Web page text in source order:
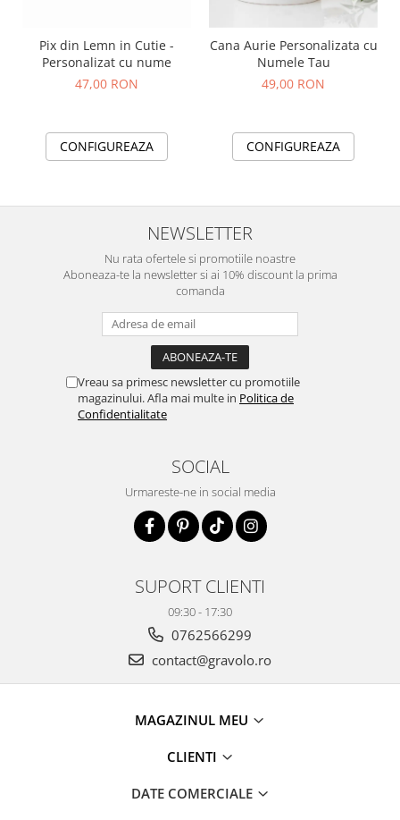
Pix din Lemn in Cutie -
Personalizat cu nume
47,00 RON
CONFIGUREAZA
Cana Aurie Personalizata cu
Numele Tau
49,00 RON
CONFIGUREAZA
NEWSLETTER
Nu rata ofertele si promotiile noastre
Aboneaza-te la newsletter si ai 10% discount la prima
comanda
Vreau sa primesc newsletter cu promotiile
magazinului. Afla mai multe in Politica de
Confidentialitate
SOCIAL
Urmareste-ne in social media
SUPORT CLIENTI
09:30 - 17:30
0762566299
contact@gravolo.ro
MAGAZINUL MEU
CLIENTI
DATE COMERCIALE